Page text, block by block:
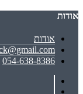
אודות
אודות
054-638-8386